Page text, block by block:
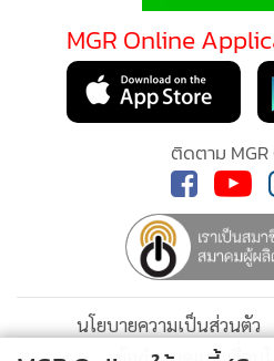
ต่างประเทศจนขาดแคลน จี้
คนในประเทศ
ตั้ง 2 ข้อหา! นร.ขอนแก่นวิท
เพื่อน ม.6 นานกว่า 2 ปี ตำ
ข่าวอื่นใน